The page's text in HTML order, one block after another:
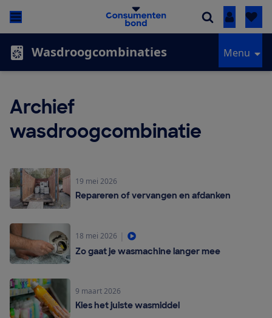
Inloggen
Wasdroogcombinaties Menu
Archief
wasdroogcombinatie
19 mei 2026
Repareren of vervangen en afdanken
18 mei 2026
Zo gaat je wasmachine langer mee
9 maart 2026
Kies het juiste wasmiddel